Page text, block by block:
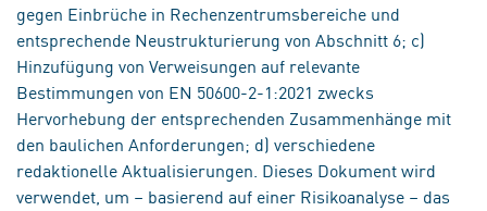
gegen Einbrüche in Rechenzentrumsbereiche und
entsprechende Neustrukturierung von Abschnitt 6; c)
Hinzufügung von Verweisungen auf relevante
Bestimmungen von EN 50600-2-1:2021 zwecks
Hervorhebung der entsprechenden Zusammenhänge mit
den baulichen Anforderungen; d) verschiedene
redaktionelle Aktualisierungen. Dieses Dokument wird
verwendet, um – basierend auf einer Risikoanalyse – das